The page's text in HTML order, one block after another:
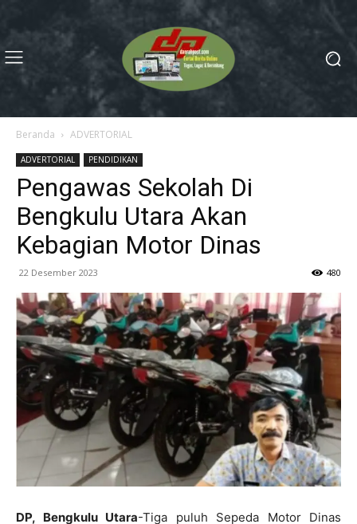
Beranda ADVERTORIAL
ADVERTORIAL PENDIDIKAN
Pengawas Sekolah Di
Bengkulu Utara Akan
Kebagian Motor Dinas
22 Desember 2023 480
DP, Bengkulu Utara-Tiga puluh Sepeda Motor Dinas